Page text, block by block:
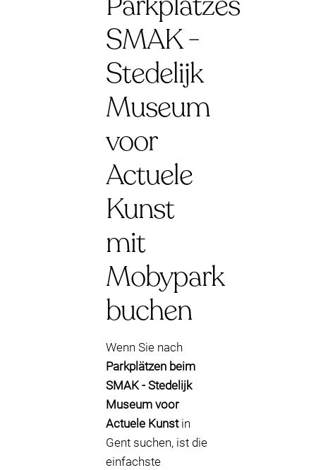
SMAK -
Stedelijk
Museum
voor
Actuele
Kunst
mit
Mobypark
buchen
Wenn Sie nach
Parkplätzen beim
SMAK - Stedelijk
Museum voor
Actuele Kunstin
Gent suchen, ist die
einfachste